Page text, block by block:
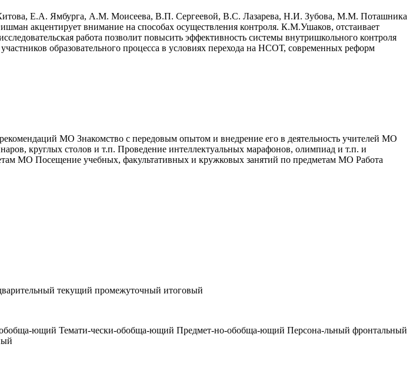
Е.А. Ямбурга, А.М. Моисеева, В.П. Сергеевой, В.С. Лазарева, Н.И. Зубова, М.М. Поташника
акцентирует внимание на способах осуществления контроля. К.М.Ушаков, отстаивает
работа позволит повысить эффективность системы внутришкольного контроля
образовательного процесса в условиях перехода на НСОТ, современных реформ
МО Знакомство с передовым опытом и внедрение его в деятельность учителей МО
круглых столов и т.п. Проведение интеллектуальных марафонов, олимпиад и т.п. и
МО Посещение учебных, факультативных и кружковых занятий по предметам МО Работа
текущий промежуточный итоговый
обобща-ющий Темати-чески-обобща-ющий Предмет-но-обобща-ющий Персона-льный фронтальный